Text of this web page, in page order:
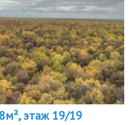
этаж 19/19